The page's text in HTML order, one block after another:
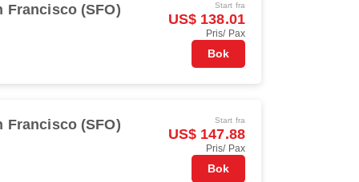
Francisco (SFO) Start fra
US$ 138.01
Pris/ Pax
Bok
Francisco (SFO) Start fra
US$ 147.88
Pris/ Pax
Bok